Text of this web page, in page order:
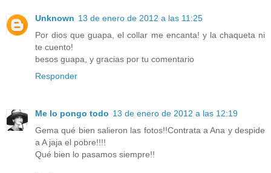
Unknown 13 de enero de 2012 a las 11:25
Por dios que guapa, el collar me encanta! y la chaqueta ni
te cuento!
besos guapa, y gracias por tu comentario
Responder
Me lo pongo todo 13 de enero de 2012 a las 12:19
Gema qué bien salieron las fotos!!Contrata a Ana y despide
a A jaja el pobre!!!!
Qué bien lo pasamos siempre!!